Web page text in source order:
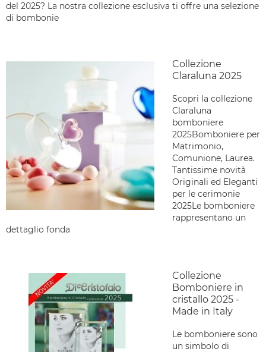
del 2025? La nostra collezione esclusiva ti offre una selezione
di bombonie
Collezione
Claraluna 2025
Scopri la collezione
Claraluna
bomboniere
2025Bomboniere per
Matrimonio,
Comunione, Laurea.
Tantissime novità
Originali ed Eleganti
per le cerimonie
2025Le bomboniere
rappresentano un
dettaglio fonda
Collezione
Bomboniere in
cristallo 2025 -
Made in Italy
Le bomboniere sono
un simbolo di